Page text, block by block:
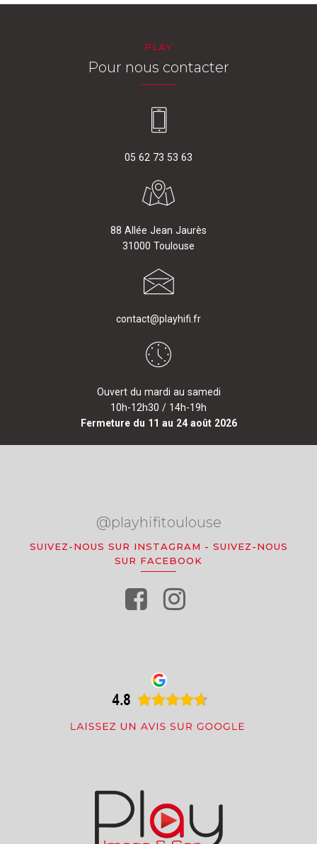
PLAY
Pour nous contacter
05 62 73 53 63
88 Allée Jean Jaurès
31000 Toulouse
contact@playhifi.fr
Ouvert du mardi au samedi
10h-12h30 / 14h-19h
Fermeture du 11 au 24 août 2026
@playhifitoulouse
SUIVEZ-NOUS SUR INSTAGRAM - SUIVEZ-NOUS
SUR FACEBOOK